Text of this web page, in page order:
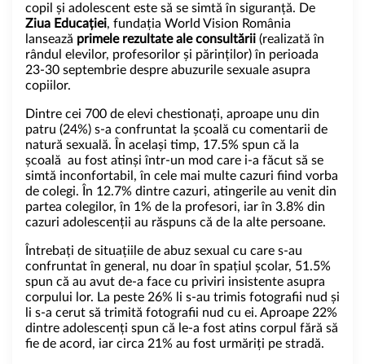
copil și adolescent este să se simtă în siguranță. De
Ziua Educației, fundația World Vision România
lansează primele rezultate ale consultării (realizată în
rândul elevilor, profesorilor și părinților) în perioada
23-30 septembrie despre abuzurile sexuale asupra
copiilor.
Dintre cei 700 de elevi chestionați, aproape unu din
patru (24%) s-a confruntat la școală cu comentarii de
natură sexuală. În același timp, 17.5% spun că la
școală au fost atinși într-un mod care i-a făcut să se
simtă inconfortabil, în cele mai multe cazuri fiind vorba
de colegi. În 12.7% dintre cazuri, atingerile au venit din
partea colegilor, în 1% de la profesori, iar în 3.8% din
cazuri adolescenții au răspuns că de la alte persoane.
Întrebați de situațiile de abuz sexual cu care s-au
confruntat în general, nu doar în spațiul școlar, 51.5%
spun că au avut de-a face cu priviri insistente asupra
corpului lor. La peste 26% li s-au trimis fotografii nud și
li s-a cerut să trimită fotografii nud cu ei. Aproape 22%
dintre adolescenți spun că le-a fost atins corpul fără să
fie de acord, iar circa 21% au fost urmăriți pe stradă.